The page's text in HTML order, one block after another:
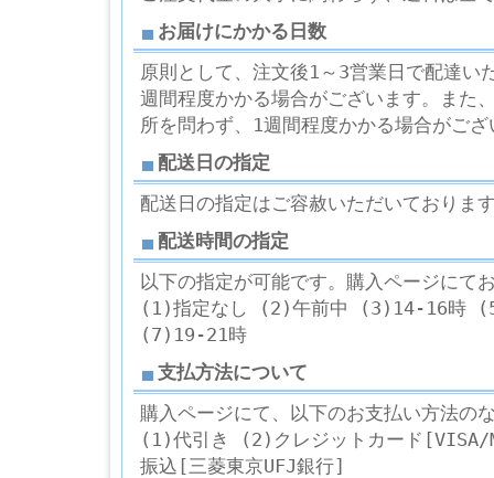
お届けにかかる日数
原則として、注文後1～3営業日で配達い
週間程度かかる場合がございます。また
所を問わず、1週間程度かかる場合がござ
配送日の指定
配送日の指定はご容赦いただいておりま
配送時間の指定
以下の指定が可能です。購入ページにて
(1)指定なし (2)午前中 (3)14-16時
(7)19-21時
支払方法について
購入ページにて、以下のお支払い方法の
(1)代引き (2)クレジットカード
振込[三菱東京UFJ銀行]